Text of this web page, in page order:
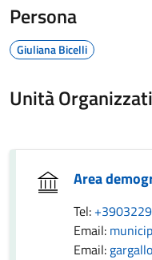
Persona
Giuliana Bicelli
Unità
Area
Tel:
Email:
Email: